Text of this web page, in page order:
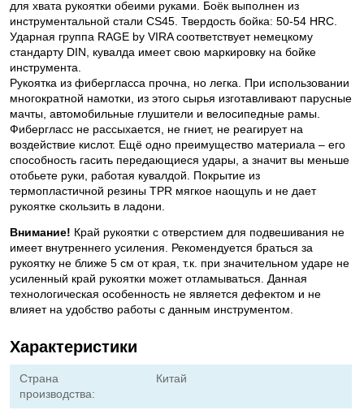
для хвата рукоятки обеими руками. Боёк выполнен из
инструментальной стали CS45. Твердость бойка: 50-54 HRC.
Ударная группа RAGE by VIRA соответствует немецкому
стандарту DIN, кувалда имеет свою маркировку на бойке
инструмента.
Рукоятка из фибергласса прочна, но легка. При использовании
многократной намотки, из этого сырья изготавливают парусные
мачты, автомобильные глушители и велосипедные рамы.
Фибергласс не рассыхается, не гниет, не реагирует на
воздействие кислот. Ещё одно преимущество материала – его
способность гасить передающиеся удары, а значит вы меньше
отобьете руки, работая кувалдой. Покрытие из
термопластичной резины TPR мягкое наощупь и не дает
рукоятке скользить в ладони.
Внимание! Край рукоятки с отверстием для подвешивания не
имеет внутреннего усиления. Рекомендуется браться за
рукоятку не ближе 5 см от края, т.к. при значительном ударе не
усиленный край рукоятки может отламываться. Данная
технологическая особенность не является дефектом и не
влияет на удобство работы с данным инструментом.
Характеристики
Страна
производства:
Китай